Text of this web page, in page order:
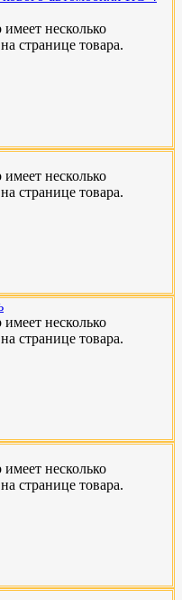
имеет несколько
странице товара.
имеет несколько
странице товара.
имеет несколько
странице товара.
имеет несколько
странице товара.